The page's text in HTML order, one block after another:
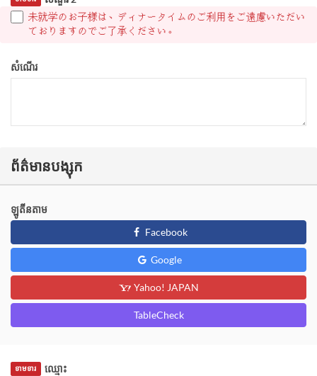
未就学のお子様は、ディナータイムのご利用をご遠慮いただい
ておりますのでご了承ください。
សំណើរ
ព័ត៌មានបង្សុក
ឡូតីនតាម
Facebook
Google
Yahoo! JAPAN
TableCheck
ឈ្មោះ
ទាមទារ